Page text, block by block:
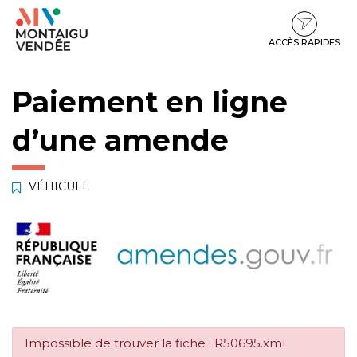
Gestion des traceurs
Aller
Aller
contenu
Aller
pied
ACCÈS RAPIDES
Paiement en ligne
d’une amende
VÉHICULE
Impossible de trouver la fiche : R50695.xml